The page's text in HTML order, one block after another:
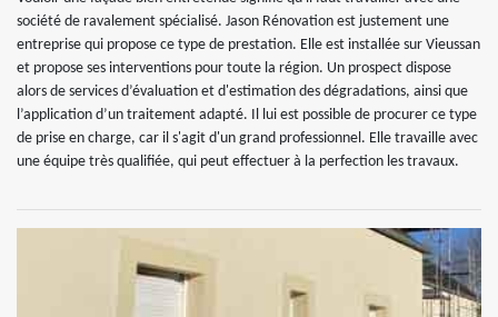
société de ravalement spécialisé. Jason Rénovation est justement une
entreprise qui propose ce type de prestation. Elle est installée sur Vieussan
et propose ses interventions pour toute la région. Un prospect dispose
alors de services d’évaluation et d'estimation des dégradations, ainsi que
l’application d’un traitement adapté. Il lui est possible de procurer ce type
de prise en charge, car il s'agit d'un grand professionnel. Elle travaille avec
une équipe très qualifiée, qui peut effectuer à la perfection les travaux.